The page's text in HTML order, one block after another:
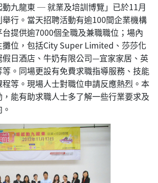
九龍東 ─ 就業及培訓博覽」已於11月
行。當天招聘活動有逾100間企業機構
提供逾7000個全職及兼職職位；場內
攤位，包括City Super Limited、莎莎化
日酒店、牛奶有限公司—宜家家居、英
。同場更設有免費求職指導服務、技能
等。現場人士對職位申請反應熱烈。本
能有助求職人士多了解一些行業要求及